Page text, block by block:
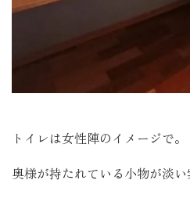
トイレは女性陣のイメージで。
奥様が持たれている小物が淡